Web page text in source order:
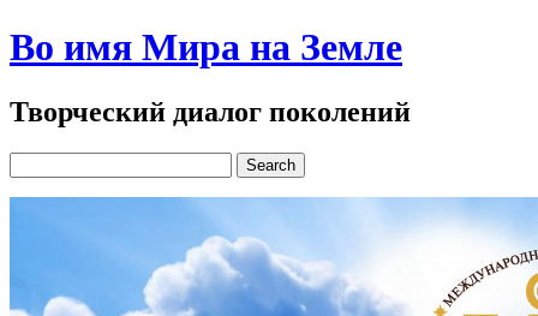
Во имя Мира на Земле
Творческий диалог поколений